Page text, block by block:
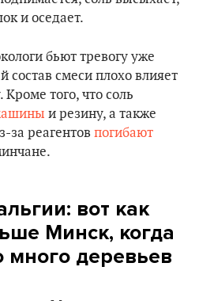
и оседает.
бьют тревогу уже
состав смеси плохо влияет
того, что соль
и резину, а также
за реагентов погибают
вот как
Минск, когда
много деревьев